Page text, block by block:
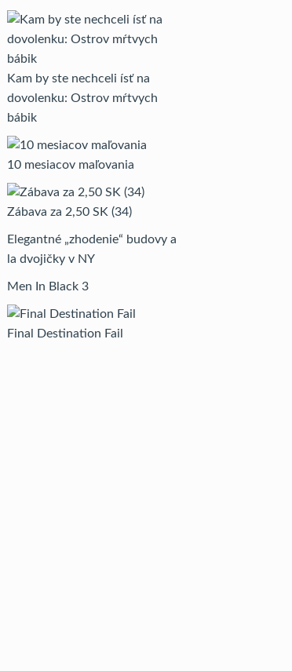
Kam by ste nechceli ísť na
dovolenku: Ostrov mŕtvych
bábik
10 mesiacov maľovania
Zábava za 2,50 SK (34)
Elegantné „zhodenie“ budovy a
la dvojičky v NY
Men In Black 3
Final Destination Fail